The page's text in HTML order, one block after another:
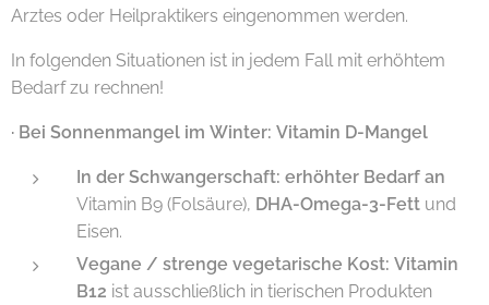
Arztes oder Heilpraktikers eingenommen werden.
In folgenden Situationen ist in jedem Fall mit erhöhtem
Bedarf zu rechnen!
· Bei Sonnenmangel im Winter: Vitamin D-Mangel
In der Schwangerschaft: erhöhter Bedarf an
Vitamin B9 (Folsäure), DHA-Omega-3-Fett und
Eisen.
Vegane / strenge vegetarische Kost: Vitamin
B12 ist ausschließlich in tierischen Produkten